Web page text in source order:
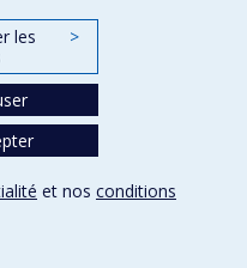
sur les
Ce Conseil est
scientifiques en chef des
Secrétaire général pour
des Nations unies.
les
>
et nos conditions